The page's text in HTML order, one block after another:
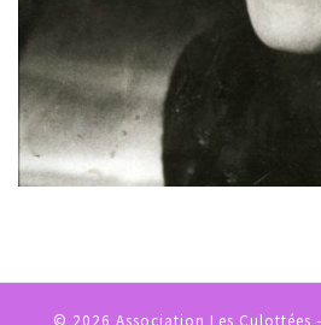
© 2026 Association Les Culottées